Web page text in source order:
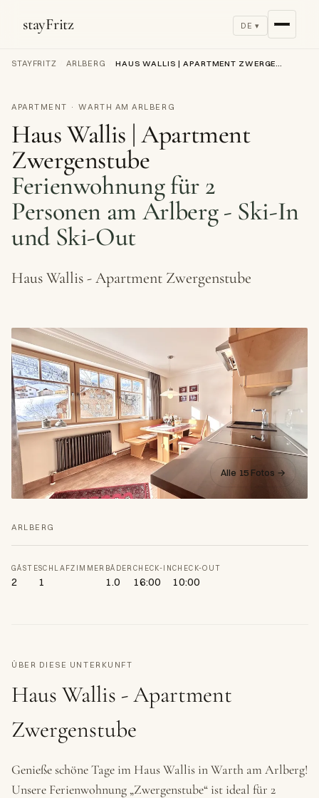
stayFritz DE ▾
STAYFRITZ ARLBERG HAUS WALLIS | APARTMENT ZWERGENSTUBE
APARTMENT · WARTH AM ARLBERG
Haus Wallis | Apartment
Zwergenstube
Ferienwohnung für 2
Personen am Arlberg - Ski-In
und Ski-Out
Haus Wallis - Apartment Zwergenstube
Alle 15 Fotos →
ARLBERG
GÄSTE
2
SCHLAFZIMMER
1
BÄDER
1.0
CHECK-IN
16:00
CHECK-OUT
10:00
ÜBER DIESE UNTERKUNFT
Haus Wallis - Apartment
Zwergenstube
Genieße schöne Tage im Haus Wallis in Warth am Arlberg!
Unsere Ferienwohnung „Zwergenstube“ ist ideal für 2